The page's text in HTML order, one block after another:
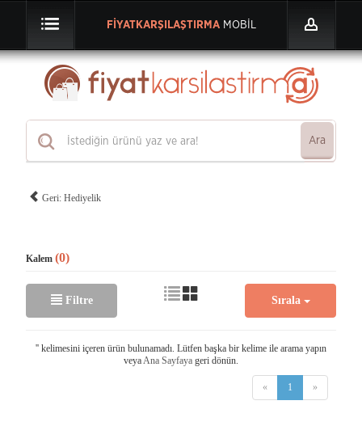
FİYATKARŞILAŞTIRMAMOBİL
Ara
Geri: Hediyelik
Kalem (0)
Filtre Sırala
'' kelimesini içeren ürün bulunamadı. Lütfen başka bir kelime ile arama yapın
veyaAna Sayfaya geri dönün.
« 1 »